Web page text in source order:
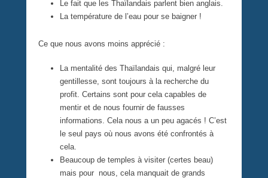
Le fait que les Thaïlandais parlent bien anglais.
La température de l’eau pour se baigner !
Ce que nous avons moins apprécié :
La mentalité des Thaïlandais qui, malgré leur
gentillesse, sont toujours à la recherche du
profit. Certains sont pour cela capables de
mentir et de nous fournir de fausses
informations. Cela nous a un peu agacés ! C’est
le seul pays où nous avons été confrontés à
cela.
Beaucoup de temples à visiter (certes beau)
mais pour nous, cela manquait de grands